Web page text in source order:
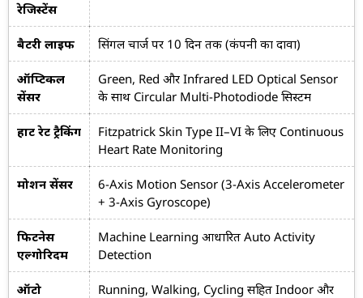
रेजिस्टेंस
बैटरी लाइफ सिंगल चार्ज पर 10 दिन तक (कंपनी का दावा)
ऑप्टिकल
सेंसर
Green, Red और Infrared LED Optical Sensor
के साथ Circular Multi-Photodiode सिस्टम
हार्ट रेट ट्रैकिंग
Fitzpatrick Skin Type II–VI के लिए Continuous
Heart Rate Monitoring
मोशन सेंसर
6-Axis Motion Sensor (3-Axis Accelerometer
+ 3-Axis Gyroscope)
फिटनेस
एल्गोरिदम
Machine Learning आधारित Auto Activity
Detection
ऑटो
Running, Walking, Cycling सहित Indoor और